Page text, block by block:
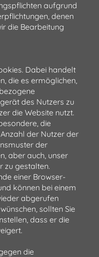
aufgrund
denen
die Bearbeitung
Dabei handelt
die es ermöglichen,
des Nutzers zu
die Website nutzt.
die
der Nutzer der
der
aber auch, unser
zu gestalten.
einer Browser-
können bei einem
abgerufen
sollten Sie
dass er die
die